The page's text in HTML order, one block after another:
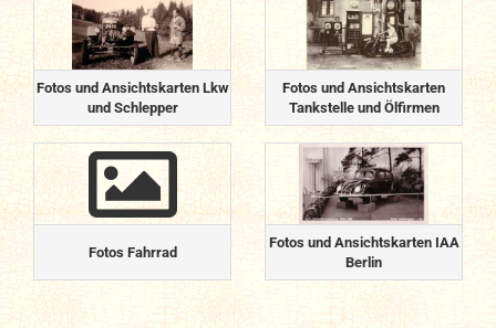
Fotos und Ansichtskarten Lkw
und Schlepper
Fotos und Ansichtskarten
Tankstelle und Ölfirmen
Fotos Fahrrad
Fotos und Ansichtskarten IAA
Berlin